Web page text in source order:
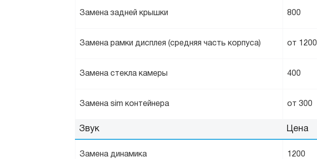
Замена задней крышки 800
Замена рамки дисплея (средняя часть корпуса) от 1200
Замена стекла камеры 400
Замена sim контейнера от 300
Звук Цена
Замена динамика 1200